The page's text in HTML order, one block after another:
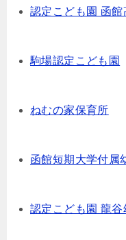
認定こども園 函館
駒場認定こども園
ねむの家保育所
函館短期大学付属
認定こども園 龍谷